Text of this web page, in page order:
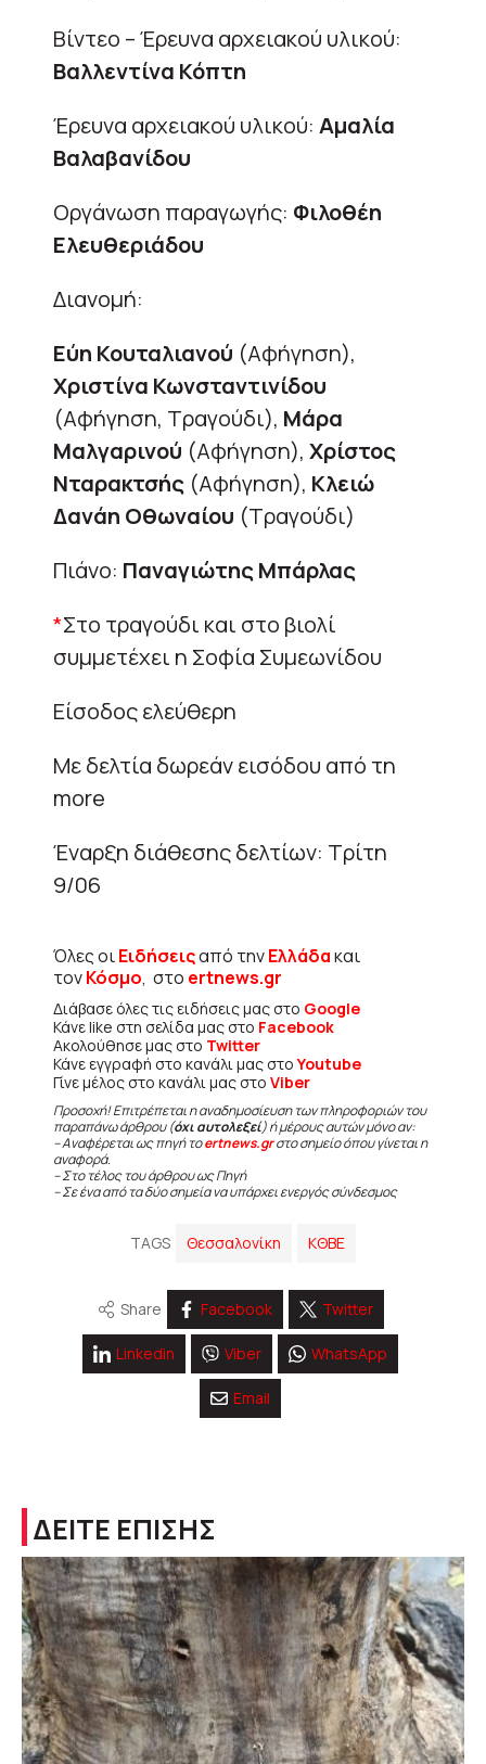
Βίντεο – Έρευνα αρχειακού υλικού:
Βαλλεντίνα Κόπτη
Έρευνα αρχειακού υλικού: Αμαλία
Βαλαβανίδου
Οργάνωση παραγωγής: Φιλοθέη
Ελευθεριάδου
Διανομή:
Εύη Κουταλιανού (Αφήγηση),
Χριστίνα Κωνσταντινίδου
(Αφήγηση, Τραγούδι), Μάρα
Μαλγαρινού (Αφήγηση), Χρίστος
Νταρακτσής (Αφήγηση), Κλειώ
Δανάη Οθωναίου (Τραγούδι)
Πιάνο: Παναγιώτης Μπάρλας
*Στο τραγούδι και στο βιολί
συμμετέχει η Σοφία Συμεωνίδου
Είσοδος ελεύθερη
Με δελτία δωρεάν εισόδου από τη
more
Έναρξη διάθεσης δελτίων: Τρίτη
9/06
Όλες οιΕιδήσειςαπό τηνΕλλάδακαι
τονΚόσμο, στο ertnews.gr
Διάβασε όλες τις ειδήσεις μας στο Google
Κάνε like στη σελίδα μας στο Facebook
Ακολούθησε μας στο Twitter
Κάνε εγγραφή στο κανάλι μας στοYoutube
Γίνε μέλος στο κανάλι μας στο Viber
Προσοχή! Επιτρέπεται η αναδημοσίευση των πληροφοριών του
παραπάνω άρθρου (όχι αυτολεξεί) ή μέρους αυτών μόνο αν:
– Αναφέρεται ως πηγή τοertnews.grστο σημείο όπου γίνεται η
αναφορά.
– Στο τέλος του άρθρου ως Πηγή
– Σε ένα από τα δύο σημεία να υπάρχει ενεργός σύνδεσμος
TAGS Θεσσαλονίκη ΚΘΒΕ
Share Facebook Twitter
Linkedin Viber WhatsApp
Email
ΔΕΙΤΕ ΕΠΙΣΗΣ